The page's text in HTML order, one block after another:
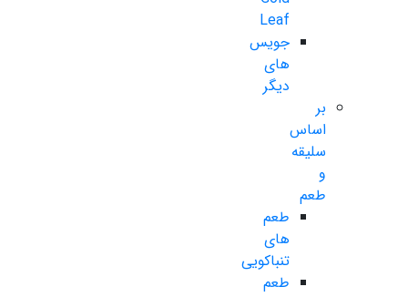
Leaf
جویس
های
دیگر
بر
اساس
سلیقه
و
طعم
طعم
های
تنباکویی
طعم